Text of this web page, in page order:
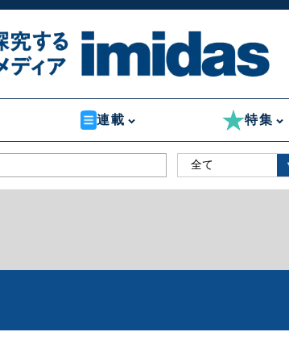
連載 特集